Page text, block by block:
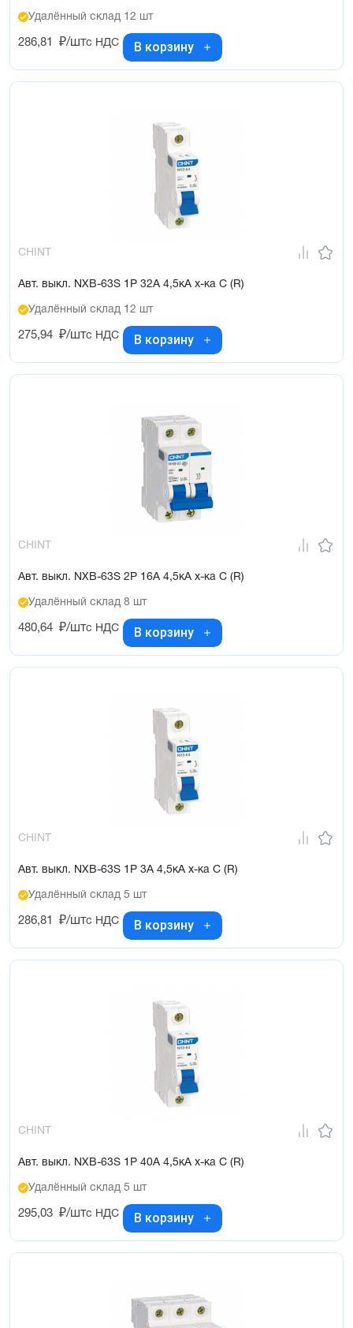
Удалённый склад 12 шт
286,81 ₽/штс НДС В корзину
CHINT
Авт. выкл. NXB-63S 1P 32А 4,5кА х-ка C (R)
Удалённый склад 12 шт
275,94 ₽/штс НДС В корзину
CHINT
Авт. выкл. NXB-63S 2P 16А 4,5кА х-ка C (R)
Удалённый склад 8 шт
480,64 ₽/штс НДС В корзину
CHINT
Авт. выкл. NXB-63S 1P 3А 4,5кА х-ка C (R)
Удалённый склад 5 шт
286,81 ₽/штс НДС В корзину
CHINT
Авт. выкл. NXB-63S 1P 40А 4,5кА х-ка C (R)
Удалённый склад 5 шт
295,03 ₽/штс НДС В корзину